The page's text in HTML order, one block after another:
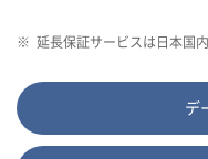
※ 延長保証サービスは日本国
デ